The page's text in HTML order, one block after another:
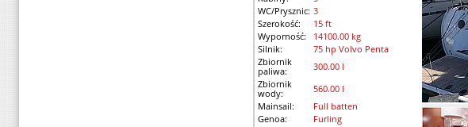
WC/Prysznic: 3
Szerokość:
15 ft
Wyporność:
14100.00 kg
Silnik:
75 hp Volvo Penta
Zbiornik
paliwa:
300.00 l
Zbiornik
wody:
560.00 l
Mainsail:
Full batten
Genoa:
Furling